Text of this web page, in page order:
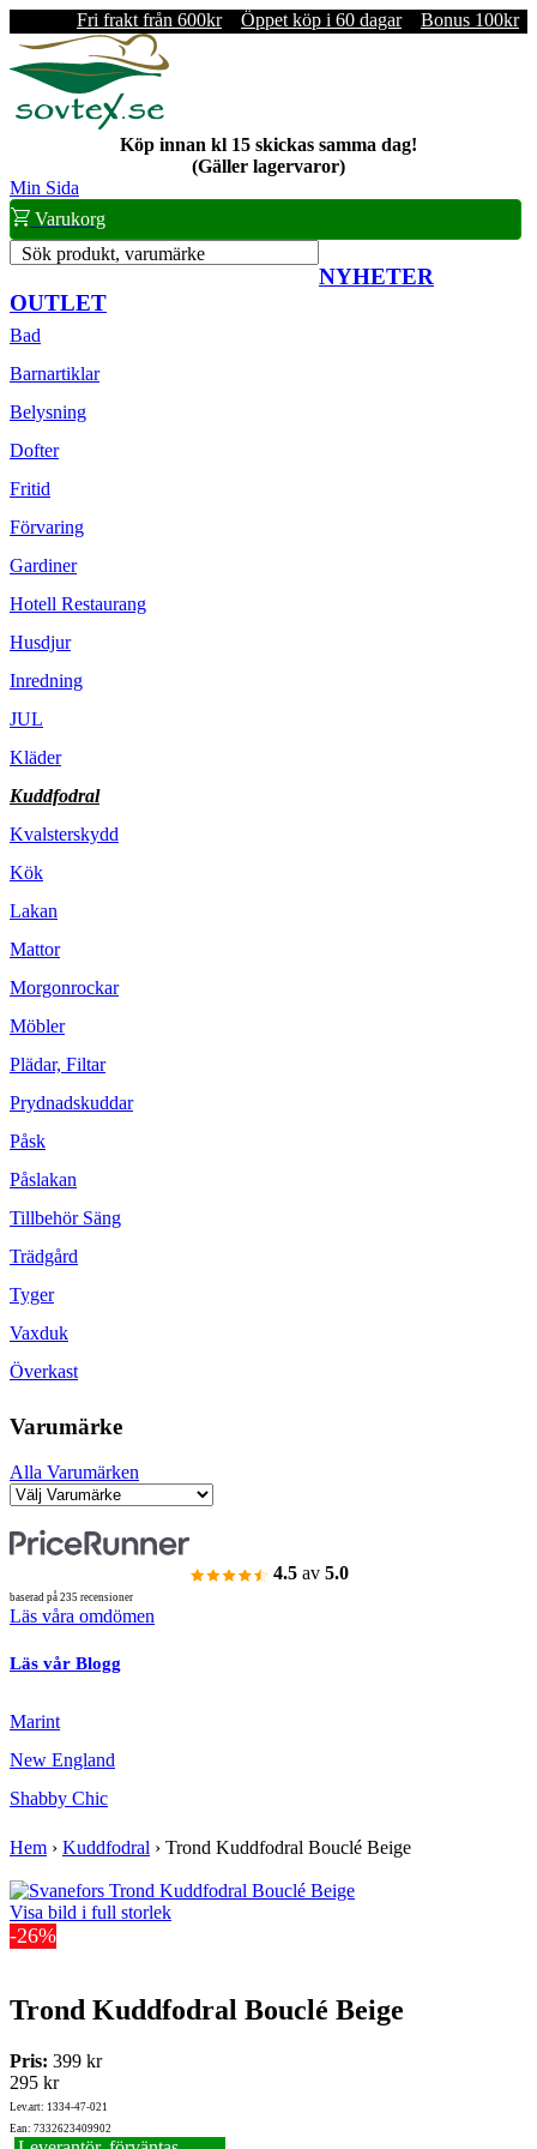
Fri frakt från 600kr Öppet köp i 60 dagar Bonus 100kr
Köp innan kl 15 skickas samma dag!
(Gäller lagervaror)
Min Sida
Varukorg
Sök produkt, varumärke
NYHETER
OUTLET
Bad
Barnartiklar
Belysning
Dofter
Fritid
Förvaring
Gardiner
Hotell Restaurang
Husdjur
Inredning
JUL
Kläder
Kuddfodral
Kvalsterskydd
Kök
Lakan
Mattor
Morgonrockar
Möbler
Plädar, Filtar
Prydnadskuddar
Påsk
Påslakan
Tillbehör Säng
Trädgård
Tyger
Vaxduk
Överkast
Varumärke
Alla Varumärken
4.5 av 5.0
baserad på 235 recensioner
Läs våra omdömen
Läs vår Blogg
Marint
New England
Shabby Chic
Hem › Kuddfodral › Trond Kuddfodral Bouclé Beige
Visa bild i full storlek
-26%
Trond Kuddfodral Bouclé Beige
Pris: 399 kr
295 kr
Lev.art: 1334-47-021
Ean: 7332623409902